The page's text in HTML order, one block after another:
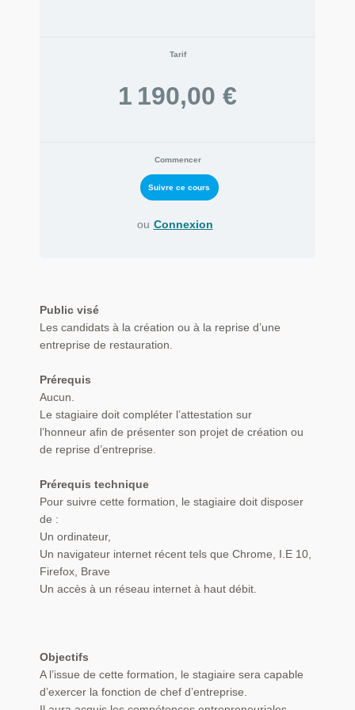
Tarif
1 190,00 €
Commencer
ou Connexion
Public visé
Les candidats à la création ou à la reprise d’une
entreprise de restauration.
Prérequis
Aucun.
Le stagiaire doit compléter l’attestation sur
l’honneur afin de présenter son projet de création ou
de reprise d’entreprise.
Prérequis technique
Pour suivre cette formation, le stagiaire doit disposer
de :
Un ordinateur,
Un navigateur internet récent tels que Chrome, I.E 10,
Firefox, Brave
Un accès à un réseau internet à haut débit.
Objectifs
A l’issue de cette formation, le stagiaire sera capable
d’exercer la fonction de chef d’entreprise.